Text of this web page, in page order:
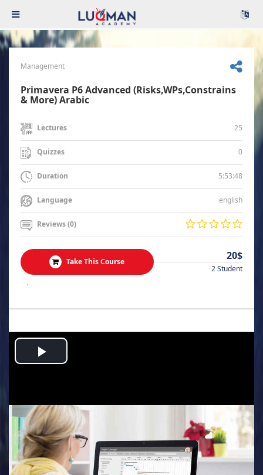
Management
Primavera P6 Advanced (Risks,WPs,Constrains
& More) Arabic
Lectures 25
Quizzes 0
Duration 5:53:48
Language english
Reviews (0)
Take This Course 20$
2 Student
.
Play